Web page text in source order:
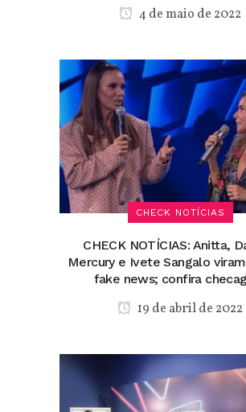
4 de maio de 2022
CHECK NOTÍCIAS
CHECK NOTÍCIAS: Anitta,
Mercury e Ivete Sangalo
fake news; confira
19 de abril de 2022